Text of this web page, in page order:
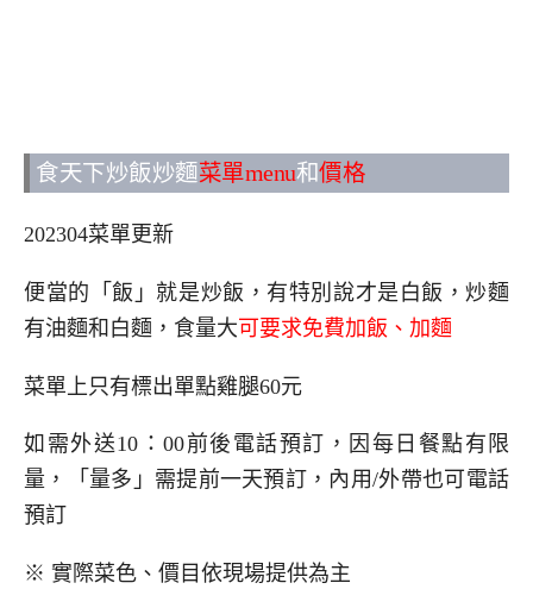
食天下炒飯炒麵菜單menu和價格
202304菜單更新
便當的「飯」就是炒飯，有特別說才是白飯，炒麵
有油麵和白麵，食量大可要求免費加飯、加麵
菜單上只有標出單點雞腿60元
如需外送10：00前後電話預訂，因每日餐點有限
量，「量多」需提前一天預訂，內用/外帶也可電話
預訂
※ 實際菜色、價目依現場提供為主